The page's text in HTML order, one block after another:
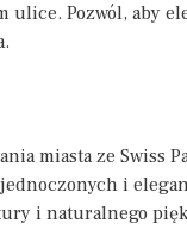
ulice. Pozwól, aby
miasta ze Swiss
i
i naturalnego